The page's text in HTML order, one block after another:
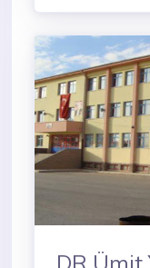
Toplumun
DR.Ümit